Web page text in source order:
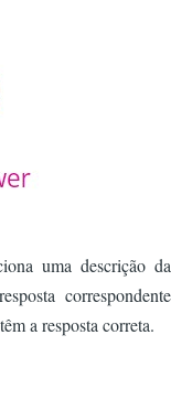
uma descrição da
correspondente
a resposta correta.